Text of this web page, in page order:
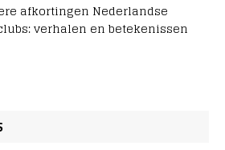
afkortingen Nederlandse
verhalen en betekenissen